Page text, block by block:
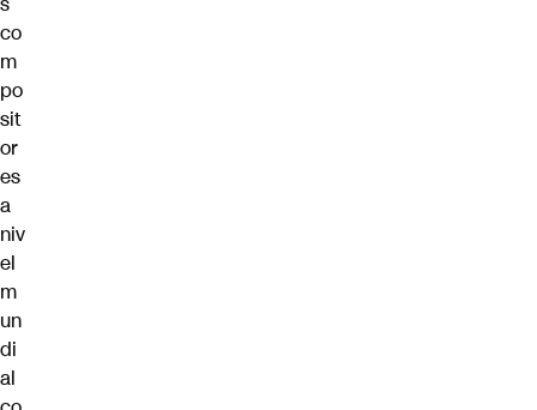
co
m
po
sit
or
es
a
niv
el
m
un
di
al